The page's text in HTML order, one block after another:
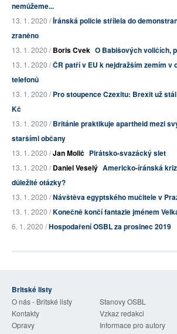
nemůžeme...
13. 1. 2020 /Íránská policie střílela do
zraněno
13. 1. 2020 /Boris Cvek O Babišových voličích,
13. 1. 2020 /ČR patří v EU k nejdražším zemím v
telefonů
13. 1. 2020 /Pro stoupence Czexitu: Brexit už
Kč
13. 1. 2020 /Británie praktikuje apartheid mezi
staršími občany
13. 1. 2020 /Jan Molič Pirátsko-svazácký slet
13. 1. 2020 /Daniel Veselý Americko-íránská
důležité otázky?
13. 1. 2020 /Návštěva egyptského mučitele v
13. 1. 2020 /Konečně končí fantazie jménem
6. 1. 2020 /Hospodaření OSBL za prosinec 2019
Britské listy
O nás - Britské listy
Stanovy OSBL
Kontakty
Vzkaz redakci
Opravy
Informace pro autory